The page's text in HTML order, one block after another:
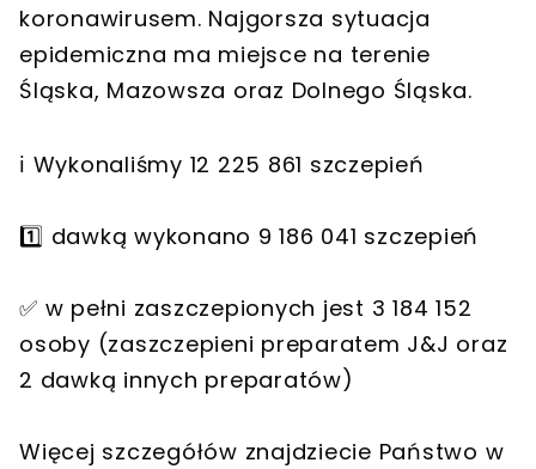
koronawirusem. Najgorsza sytuacja
epidemiczna ma miejsce na terenie
Śląska, Mazowsza oraz Dolnego Śląska.
ℹ️ Wykonaliśmy 12 225 861 szczepień
1️⃣ dawką wykonano 9 186 041 szczepień
✅ w pełni zaszczepionych jest 3 184 152
osoby (zaszczepieni preparatem J&J oraz
2 dawką innych preparatów)
Więcej szczegółów znajdziecie Państwo w